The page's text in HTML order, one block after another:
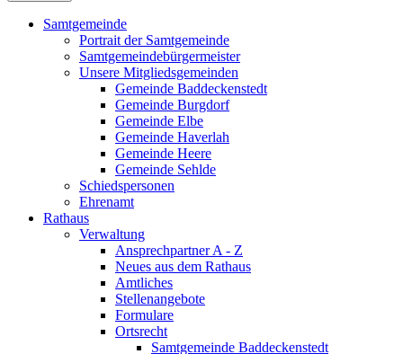
Samtgemeinde
Portrait der Samtgemeinde
Samtgemeindebürgermeister
Unsere Mitgliedsgemeinden
Gemeinde Baddeckenstedt
Gemeinde Burgdorf
Gemeinde Elbe
Gemeinde Haverlah
Gemeinde Heere
Gemeinde Sehlde
Schiedspersonen
Ehrenamt
Rathaus
Verwaltung
Ansprechpartner A - Z
Neues aus dem Rathaus
Amtliches
Stellenangebote
Formulare
Ortsrecht
Samtgemeinde Baddeckenstedt